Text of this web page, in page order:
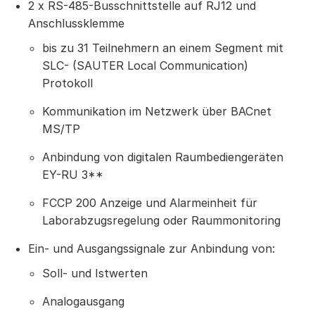
2 x RS-485-Busschnittstelle auf RJ12 und
Anschlussklemme
bis zu 31 Teilnehmern an einem Segment mit
SLC- (SAUTER Local Communication)
Protokoll
Kommunikation im Netzwerk über BACnet
MS/TP
Anbindung von digitalen Raumbediengeräten
EY-RU 3**
FCCP 200 Anzeige und Alarmeinheit für
Laborabzugsregelung oder Raummonitoring
Ein- und Ausgangssignale zur Anbindung von:
Soll- und Istwerten
Analogausgang